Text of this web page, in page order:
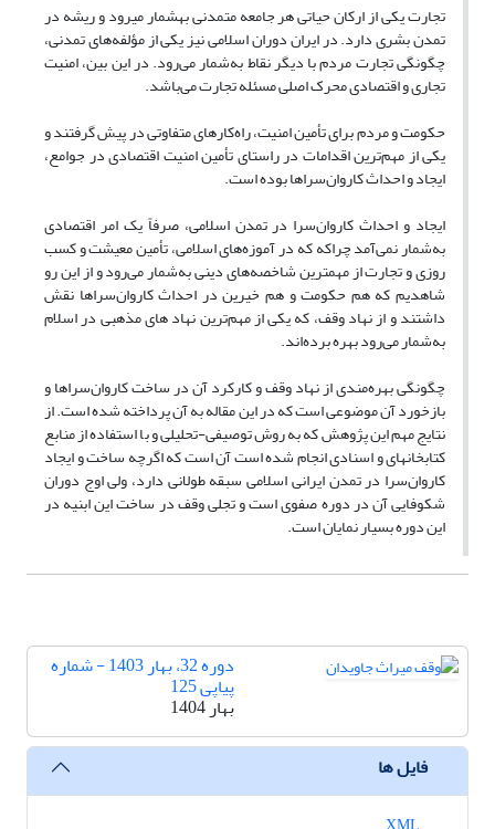
تجارت یکی از ارکان حیاتی هر جامعه متمدنی بهشمار میرود و ریشه در
تمدن بشری دارد. در ایران دوران اسلامی نیز یکی از مؤلفه‌های تمدنی،
چگونگی تجارت مردم با دیگر نقاط به‌شمار می‌رود. در این بین، امنیت
تجاری و اقتصادی محرک اصلی مسئله تجارت می‌باشد.
حکومت و مردم برای تأمین امنیت، راه‌کارهای متفاوتی در پیش گرفتند و
یکی از مهم‌ترین اقدامات در راستای تأمین امنیت اقتصادی در جوامع،
ایجاد و احداث کاروان‌سراها بوده است.
ایجاد و احداث کاروان‌سرا در تمدن اسلامی، صرفاً یک امر اقتصادی
به‌شمار نمی‌آمد چراکه که در آموزه‌های اسلامی، تأمین معیشت و کسب
روزی و تجارت از مهم‎ترین شاخصه‌های دینی به‌شمار می‌رود و از این رو
شاهدیم که هم حکومت و هم خیرین در احداث کاروان‌سراها نقش
داشتند و از نهاد وقف، که یکی از مهم‌ترین نهاد های مذهبی در اسلام
به‌شمار می‌رود بهره برده‌اند.
چگونگی بهره‌مندی از نهاد وقف و کارکرد آن در ساخت کاروان‌سراها و
بازخورد آن موضوعی است که در این مقاله به آن پرداخته شده است. از
نتایج مهم این پژوهش که به روش توصیفی-تحلیلی و با استفاده از منابع
کتابخانه‎ای و اسنادی انجام شده است آن است که اگرچه ساخت و ایجاد
کاروان‌سرا در تمدن ایرانی اسلامی سبقه طولانی دارد، ولی اوج دوران
شکوفایی آن در دوره صفوی است و تجلی وقف در ساخت این ابنیه در
این دوره بسیار نمایان است.
دوره 32، بهار 1403 - شماره
پیاپی 125
بهار 1404
فایل ها